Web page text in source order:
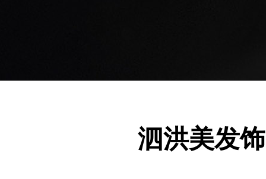
泗洪美发